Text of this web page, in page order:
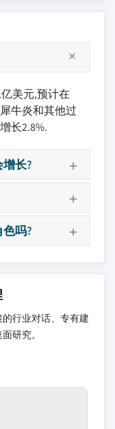
美元,预计在
牛炎和其他过
长2.8%.
长?
吗?
行业对话、专有建
研究。